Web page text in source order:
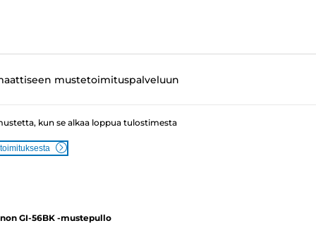
mustetoimituspalveluun
kun se alkaa loppua tulostimesta
GI-56BK -mustepullo